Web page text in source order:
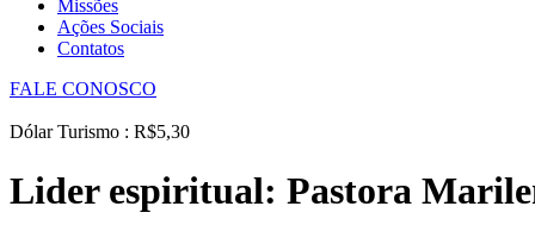
Missões
Ações Sociais
Contatos
FALE CONOSCO
Dólar Turismo : R$5,30
Lider espiritual: Pastora